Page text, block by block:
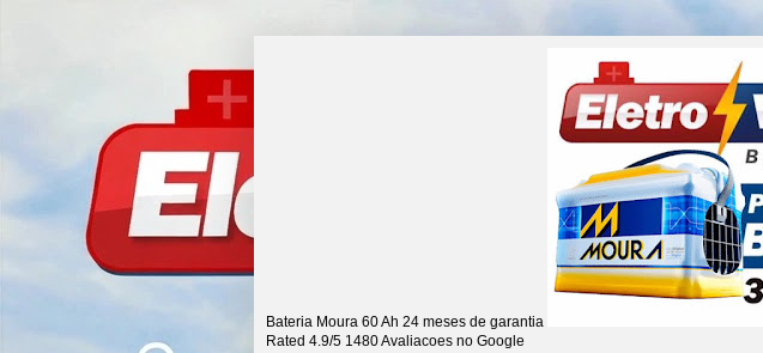
Bateria Moura 60 Ah 24 meses de garantia
Rated 4.9/5 1480Avaliacoes no Google